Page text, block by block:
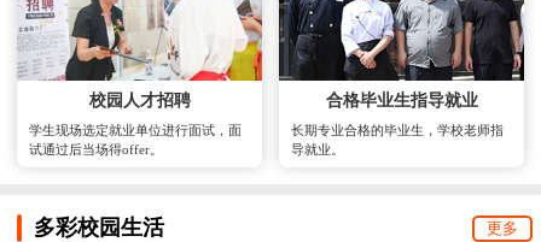
校园人才招聘
学生现场选定就业单位进行面试，面
试通过后当场得offer。
合格毕业生指导就业
长期专业合格的毕业生，学校老师指
导就业。
多彩校园生活 更多